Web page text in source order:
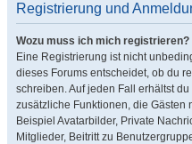
Registrierung und
Wozu muss ich mich registrieren?
Eine Registrierung ist nicht
dieses Forums entscheidet, ob du
schreiben. Auf jeden Fall erhältst
zusätzliche Funktionen, die Gästen
Beispiel Avatarbilder, Private
Mitglieder, Beitritt zu